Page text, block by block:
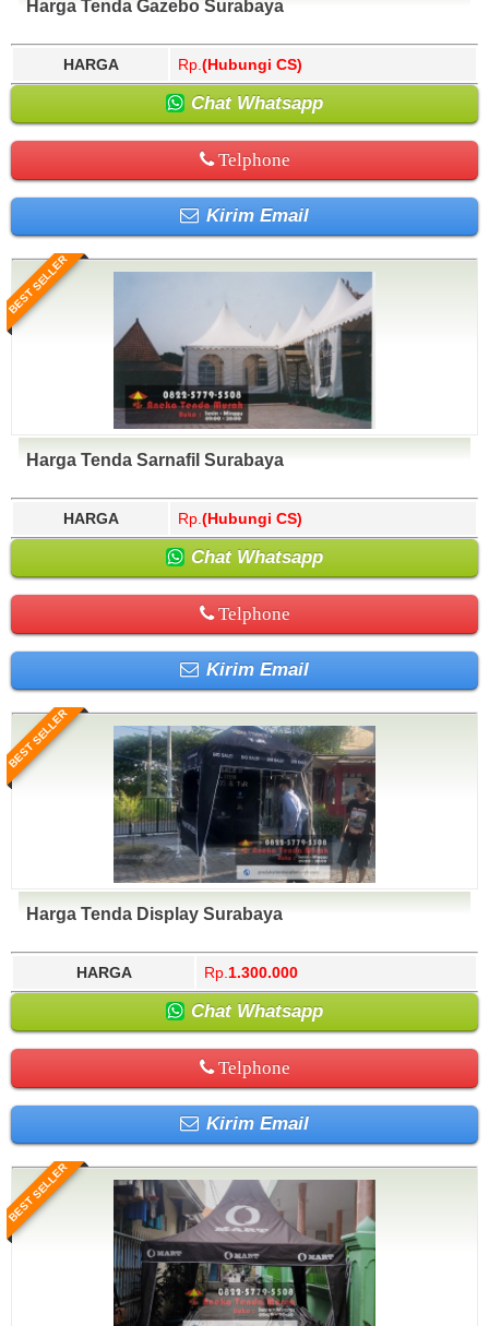
Harga Tenda Gazebo Surabaya
HARGA Rp. (Hubungi CS)
Chat Whatsapp
Telphone
Kirim Email
BEST SELLER
Harga Tenda Sarnafil Surabaya
HARGA Rp. (Hubungi CS)
Chat Whatsapp
Telphone
Kirim Email
BEST SELLER
Harga Tenda Display Surabaya
HARGA Rp. 1.300.000
Chat Whatsapp
Telphone
Kirim Email
BEST SELLER